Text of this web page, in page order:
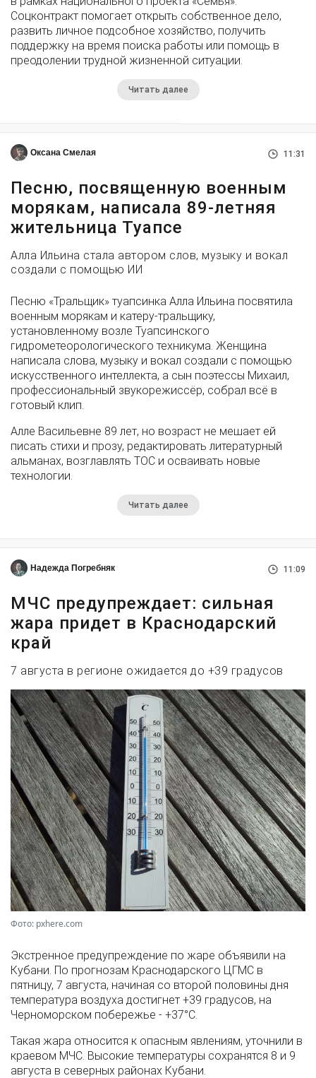
Соцконтракт помогает открыть собственное дело,
развить личное подсобное хозяйство, получить
поддержку на время поиска работы или помощь в
преодолении трудной жизненной ситуации.
Читать далее
Оксана Смелая 11:31
Песню, посвященную военным
морякам, написала 89-летняя
жительница Туапсе
Алла Ильина стала автором слов, музыку и вокал
создали с помощью ИИ
Песню «Тральщик» туапсинка Алла Ильина посвятила
военным морякам и катеру-тральщику,
установленному возле Туапсинского
гидрометеорологического техникума. Женщина
написала слова, музыку и вокал создали с помощью
искусственного интеллекта, а сын поэтессы Михаил,
профессиональный звукорежиссёр, собрал всё в
готовый клип.
Алле Васильевне 89 лет, но возраст не мешает ей
писать стихи и прозу, редактировать литературный
альманах, возглавлять ТОС и осваивать новые
технологии.
Читать далее
Надежда Погребняк 11:09
МЧС предупреждает: сильная
жара придет в Краснодарский
край
7 августа в регионе ожидается до +39 градусов
Фото: pxhere.com
Экстренное предупреждение по жаре объявили на
Кубани. По прогнозам Краснодарского ЦГМС в
пятницу, 7 августа, начиная со второй половины дня
температура воздуха достигнет +39 градусов, на
Черноморском побережье - +37°­С.
Такая жара относится к опасным явлениям, уточнили в
краевом МЧС. Высокие температуры сохранятся 8 и 9
августа в северных районах Кубани.